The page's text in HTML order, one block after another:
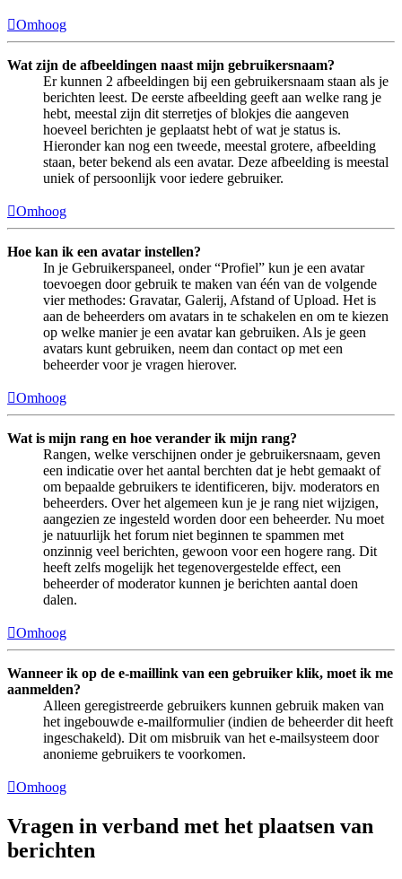
Omhoog
Wat zijn de afbeeldingen naast mijn gebruikersnaam?
Er kunnen 2 afbeeldingen bij een gebruikersnaam staan als je
berichten leest. De eerste afbeelding geeft aan welke rang je
hebt, meestal zijn dit sterretjes of blokjes die aangeven
hoeveel berichten je geplaatst hebt of wat je status is.
Hieronder kan nog een tweede, meestal grotere, afbeelding
staan, beter bekend als een avatar. Deze afbeelding is meestal
uniek of persoonlijk voor iedere gebruiker.
Omhoog
Hoe kan ik een avatar instellen?
In je Gebruikerspaneel, onder “Profiel” kun je een avatar
toevoegen door gebruik te maken van één van de volgende
vier methodes: Gravatar, Galerij, Afstand of Upload. Het is
aan de beheerders om avatars in te schakelen en om te kiezen
op welke manier je een avatar kan gebruiken. Als je geen
avatars kunt gebruiken, neem dan contact op met een
beheerder voor je vragen hierover.
Omhoog
Wat is mijn rang en hoe verander ik mijn rang?
Rangen, welke verschijnen onder je gebruikersnaam, geven
een indicatie over het aantal berchten dat je hebt gemaakt of
om bepaalde gebruikers te identificeren, bijv. moderators en
beheerders. Over het algemeen kun je je rang niet wijzigen,
aangezien ze ingesteld worden door een beheerder. Nu moet
je natuurlijk het forum niet beginnen te spammen met
onzinnig veel berichten, gewoon voor een hogere rang. Dit
heeft zelfs mogelijk het tegenovergestelde effect, een
beheerder of moderator kunnen je berichten aantal doen
dalen.
Omhoog
Wanneer ik op de e-maillink van een gebruiker klik, moet ik me
aanmelden?
Alleen geregistreerde gebruikers kunnen gebruik maken van
het ingebouwde e-mailformulier (indien de beheerder dit heeft
ingeschakeld). Dit om misbruik van het e-mailsysteem door
anonieme gebruikers te voorkomen.
Omhoog
Vragen in verband met het plaatsen van
berichten